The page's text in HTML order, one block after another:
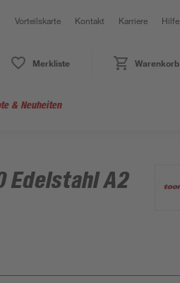
Vorteilskarte Kontakt Karriere Hilfe
Merkliste Warenkorb
& Neuheiten
Edelstahl A2